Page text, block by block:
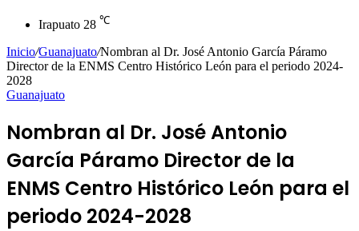
Irapuato 28 ℃
Inicio/Guanajuato/Nombran al Dr. José Antonio García Páramo
Director de la ENMS Centro Histórico León para el periodo 2024-
2028
Guanajuato
Nombran al Dr. José Antonio
García Páramo Director de la
ENMS Centro Histórico León para el
periodo 2024-2028